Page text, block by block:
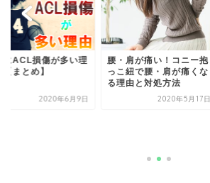
にACL損傷が多い理
まとめ】
2020年6月9日
腰・肩が痛い！コニー抱
っこ紐で腰・肩が痛くな
る理由と対処方法
2020年5月17日